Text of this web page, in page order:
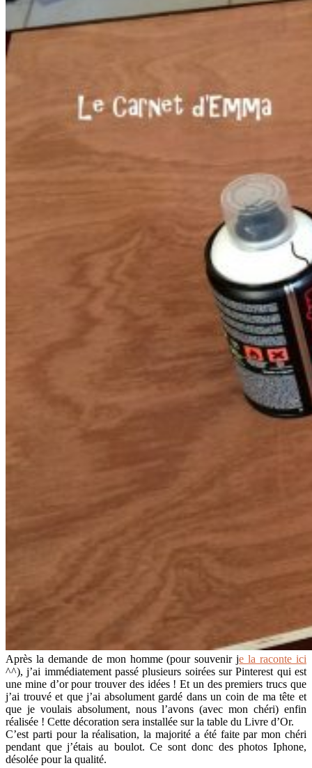
Après la demande de mon homme (pour souvenir je la raconte ici
^^), j’ai immédiatement passé plusieurs soirées sur Pinterest qui est
une mine d’or pour trouver des idées ! Et un des premiers trucs que
j’ai trouvé et que j’ai absolument gardé dans un coin de ma tête et
que je voulais absolument, nous l’avons (avec mon chéri) enfin
réalisée ! Cette décoration sera installée sur la table du Livre d’Or.
C’est parti pour la réalisation, la majorité a été faite par mon chéri
pendant que j’étais au boulot. Ce sont donc des photos Iphone,
désolée pour la qualité.